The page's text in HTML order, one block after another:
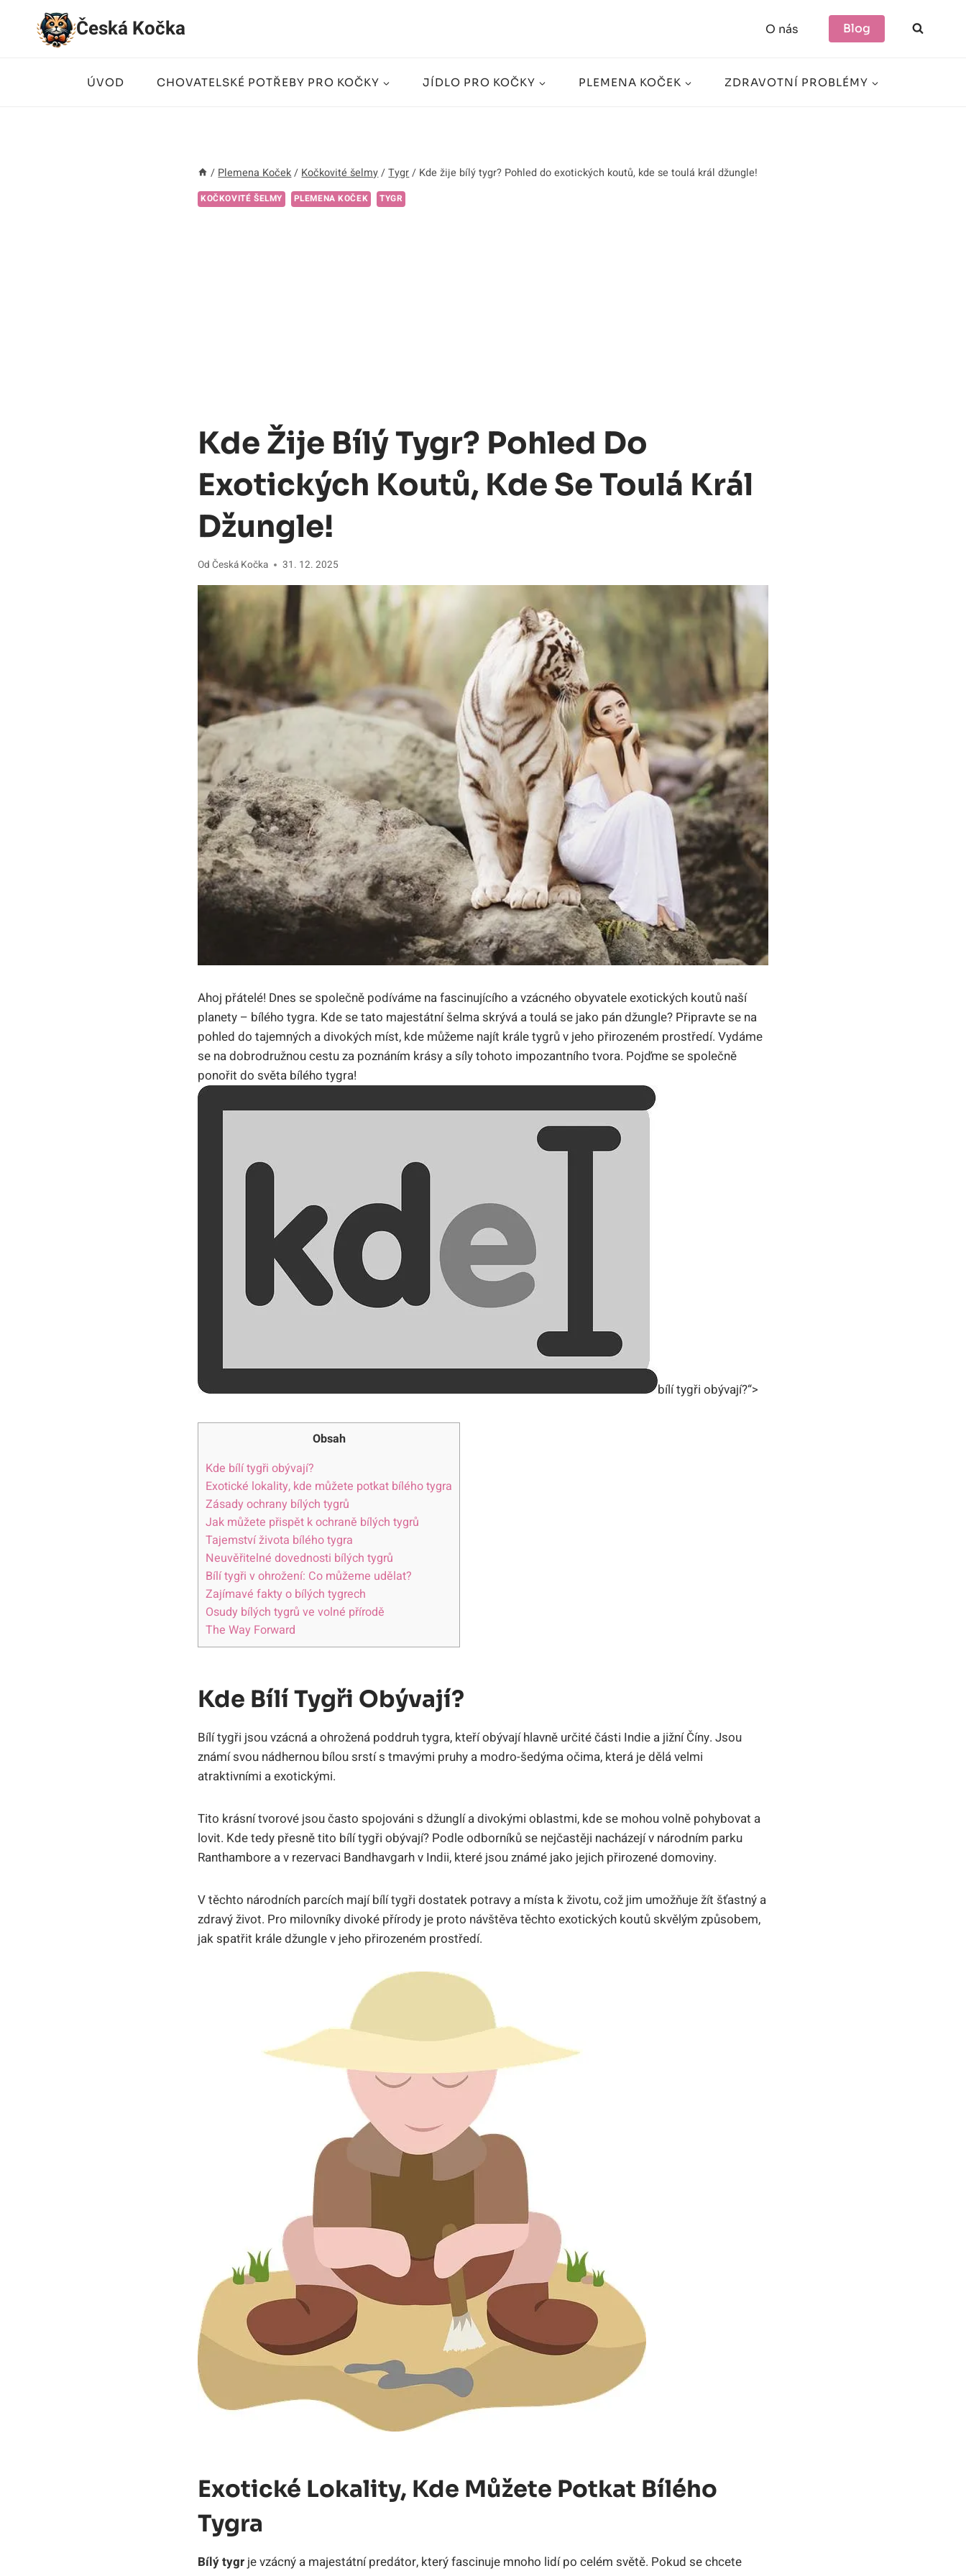
Přeskočit
Česká Kočka O nás Blog
ÚVOD CHOVATELSKÉ POTŘEBY PRO KOČKY JÍDLO PRO KOČKY PLEMENA KOČEK ZDRAVOTNÍ PROBLÉMY
/ Plemena Koček / Kočkovité šelmy / Tygr / Kde žije bílý tygr? Pohled do exotických koutů, kde se toulá král džungle!
KOČKOVITÉ ŠELMY PLEMENA KOČEK TYGR
Kde Žije Bílý Tygr? Pohled Do
Exotických Koutů, Kde Se Toulá Král
Džungle!
Od Česká Kočka 31. 12. 2025
Ahoj přátelé! Dnes se společně podíváme ⁣na ​fascinujícího ⁢a vzácného obyvatele⁢ exotických koutů naší
planety – bílého tygra. Kde se‍ tato majestátní ⁢šelma skrývá ⁤a toulá​ se jako pán džungle?‍ Připravte se​ na
pohled⁤ do tajemných a divokých míst, kde můžeme ⁤najít ⁤krále ⁤tygrů v ​jeho přirozeném prostředí. Vydáme
se na‌ dobrodružnou cestu za poznáním krásy a síly tohoto impozantního tvora. Pojďme se⁢ společně
⁢ponořit do⁢ světa bílého tygra!
bílí tygři obývají?“>
Obsah
Kde bílí tygři obývají?
Exotické lokality, kde⁣ můžete ⁣potkat bílého tygra
Zásady ochrany bílých tygrů
Jak můžete přispět k⁢ ochraně bílých tygrů
Tajemství​ života bílého tygra
Neuvěřitelné‌ dovednosti ⁤bílých tygrů
Bílí tygři ⁣v ohrožení: Co můžeme udělat?
Zajímavé fakty o bílých⁣ tygrech
Osudy bílých‍ tygrů ve volné⁣ přírodě
The‍ Way Forward
Kde Bílí Tygři Obývají?
Bílí ⁤tygři jsou vzácná a‌ ohrožená poddruh tygra, ⁢kteří ⁢obývají hlavně určité​ části Indie a jižní Číny.‍ Jsou
známí svou nádhernou bílou‌ srstí​ s tmavými pruhy a modro-šedýma očima, která je dělá velmi
atraktivními⁣ a exotickými.
Tito krásní tvorové ⁣jsou často spojováni s džunglí a divokými oblastmi, kde​ se mohou volně pohybovat a
‍lovit.‍ Kde tedy přesně‌ tito bílí tygři ⁤obývají? Podle odborníků ‌se ⁢nejčastěji nacházejí v ⁤národním parku
Ranthambore ‍a⁤ v⁣ rezervaci Bandhavgarh v Indii, které jsou‍ známé jako jejich přirozené domoviny.
V těchto národních parcích ⁢mají bílí‌ tygři dostatek potravy⁤ a⁢ místa k⁤ životu,⁢ což jim ⁢umožňuje žít šťastný a
zdravý život. Pro milovníky divoké ‌přírody je ⁢proto návštěva těchto exotických koutů skvělým způsobem,
jak spatřit‌ krále⁣ džungle v jeho přirozeném ⁢prostředí.
Exotické Lokality, Kde⁣ Můžete ⁣potkat Bílého
Tygra
Bílý ⁣tygr ‍je vzácný a⁤ majestátní‌ predátor, ⁤který fascinuje mnoho lidí po⁤ celém světě.‍ Pokud se chcete